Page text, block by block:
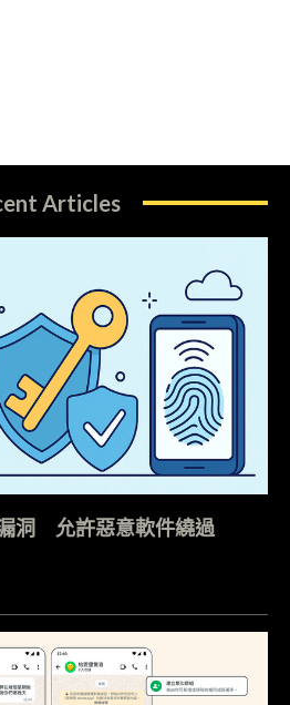
Articles
洞 允許惡意軟件繞過